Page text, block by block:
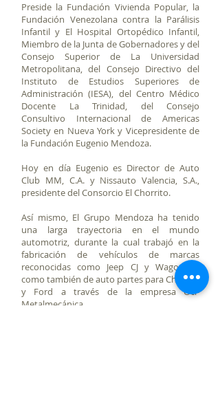
Preside la Fundación Vivienda Popular, la
Fundación Venezolana contra la Parálisis
Infantil y El Hospital Ortopédico Infantil,
Miembro de la Junta de Gobernadores y del
Consejo Superior de La Universidad
Metropolitana, del Consejo Directivo del
Instituto de Estudios Superiores de
Administración (IESA), del Centro Médico
Docente La Trinidad, del Consejo
Consultivo Internacional de Americas
Society en Nueva York y Vicepresidente de
la Fundación Eugenio Mendoza.
Hoy en día Eugenio es Director de Auto
Club MM, C.A. y Nissauto Valencia, S.A.,
presidente del Consorcio El Chorrito.
Así mismo, El Grupo Mendoza ha tenido
una larga trayectoria en el mundo
automotriz, durante la cual trabajó en la
fabricación de vehículos de marcas
reconocidas como Jeep CJ y Wagoneer,
como también de auto partes para Chrysler
y Ford a través de la empresa Oci-
Metalmecánica.